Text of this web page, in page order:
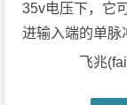
35v电压下，它
进输入端的单脉
飞兆